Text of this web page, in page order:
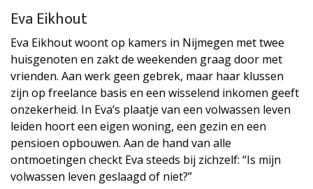
Eva Eikhout
Eva Eikhout woont op kamers in Nijmegen met twee
huisgenoten en zakt de weekenden graag door met
vrienden. Aan werk geen gebrek, maar haar klussen
zijn op freelance basis en een wisselend inkomen geeft
onzekerheid. In Eva’s plaatje van een volwassen leven
leiden hoort een eigen woning, een gezin en een
pensioen opbouwen. Aan de hand van alle
ontmoetingen checkt Eva steeds bij zichzelf: “Is mijn
volwassen leven geslaagd of niet?”